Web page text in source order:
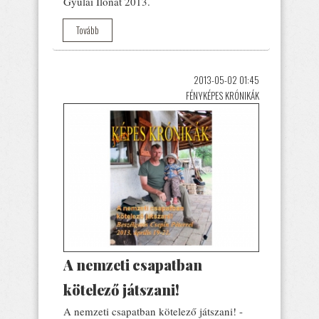
Tovább
2013-05-02 01:45
FÉNYKÉPES KRÓNIKÁK
A nemzeti csapatban
kötelező játszani!
A nemzeti csapatban kötelező játszani! -